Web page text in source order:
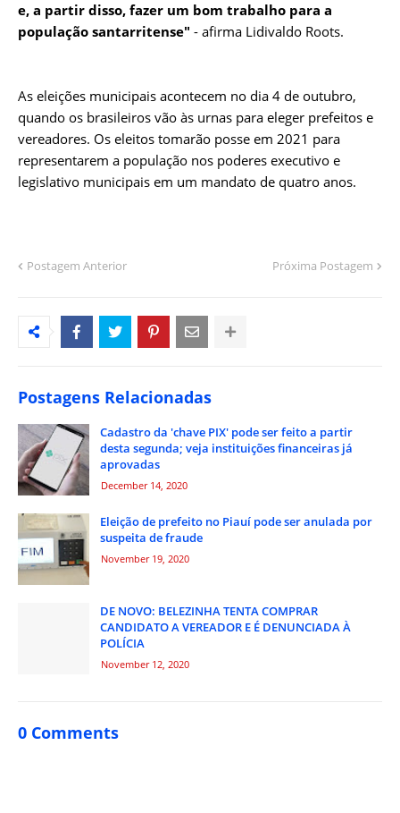
e, a partir disso, fazer um bom trabalho para a
população santarritense" ‐ afirma Lidivaldo Roots.
As eleições municipais acontecem no dia 4 de outubro,
quando os brasileiros vão às urnas para eleger prefeitos e
vereadores. Os eleitos tomarão posse em 2021 para
representarem a população nos poderes executivo e
legislativo municipais em um mandato de quatro anos.
Postagem Anterior Próxima Postagem
Postagens Relacionadas
Cadastro da 'chave PIX' pode ser feito a partir
desta segunda; veja instituições financeiras já
aprovadas
December 14, 2020
Eleição de prefeito no Piauí pode ser anulada por
suspeita de fraude
November 19, 2020
DE NOVO: BELEZINHA TENTA COMPRAR
CANDIDATO A VEREADOR E É DENUNCIADA À
POLÍCIA
November 12, 2020
0 Comments